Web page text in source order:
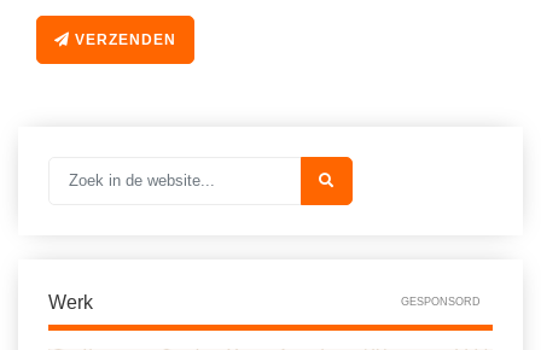
VERZENDEN
Werk GESPONSORD